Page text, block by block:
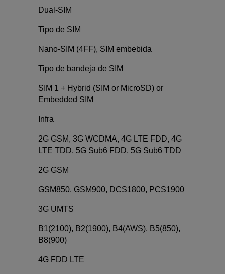
Dual-SIM
Tipo de SIM
Nano-SIM (4FF), SIM embebida
Tipo de bandeja de SIM
SIM 1 + Hybrid (SIM or MicroSD) or
Embedded SIM
Infra
2G GSM, 3G WCDMA, 4G LTE FDD, 4G
LTE TDD, 5G Sub6 FDD, 5G Sub6 TDD
2G GSM
GSM850, GSM900, DCS1800, PCS1900
3G UMTS
B1(2100), B2(1900), B4(AWS), B5(850),
B8(900)
4G FDD LTE